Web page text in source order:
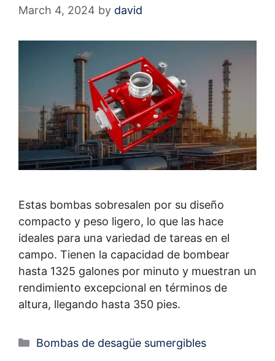
March 4, 2024 by david
Estas bombas sobresalen por su diseño
compacto y peso ligero, lo que las hace
ideales para una variedad de tareas en el
campo. Tienen la capacidad de bombear
hasta 1325 galones por minuto y muestran un
rendimiento excepcional en términos de
altura, llegando hasta 350 pies.
Bombas de desagüe sumergibles